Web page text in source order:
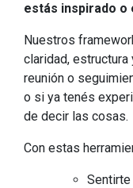
estás inspirado o
Nuestros
claridad, estructura
reunión o
o si ya tenés
de decir las cosas.
Con estas
Sentirte